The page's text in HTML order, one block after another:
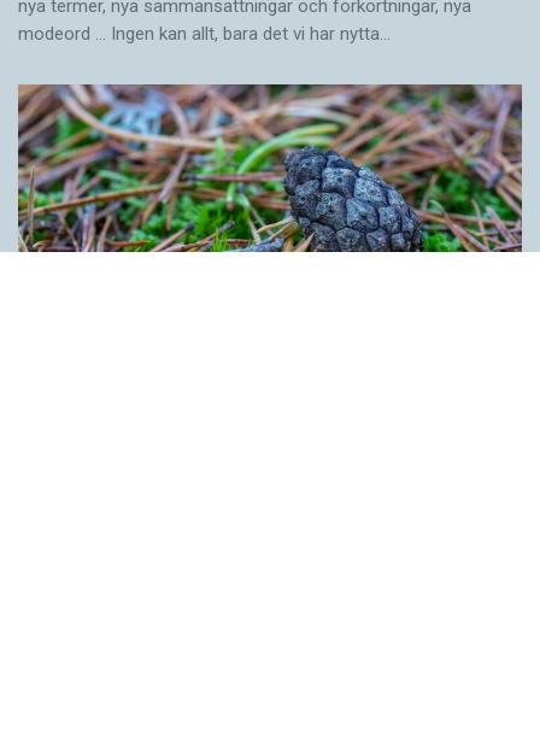
nya termer, nya samman­sättningar och förkortningar, nya
modeord … Ingen kan allt, bara det vi har nytta…